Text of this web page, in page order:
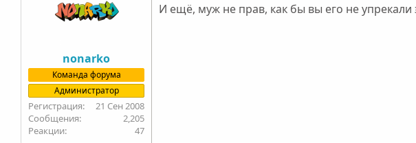
nonarko
Команда форума
Администратор
21 Сен 2008
2,205
47
И ещё, муж не прав, как бы вы его не упрекали